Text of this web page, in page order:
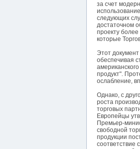
за счет
следующих
достаточном
проекту
которые
Этот
обеспечивая
продукт".
ослабление,
Однако, с
роста
торговых
Европейцы
Премьер-
свободной
продукции
соответствие